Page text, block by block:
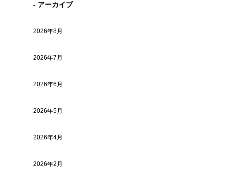
- アーカイブ
2026年8月
2026年7月
2026年6月
2026年5月
2026年4月
2026年2月